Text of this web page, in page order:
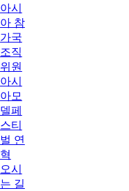
아시
아 참
가국
조직
위원
아시
아모
델페
스티
벌 연
혁
오시
는 길